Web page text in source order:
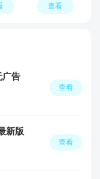
查看
广告
查看
新版
查看